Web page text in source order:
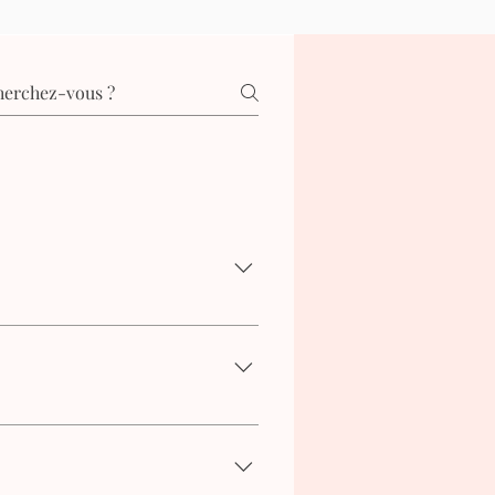
hospitalier, le cours de